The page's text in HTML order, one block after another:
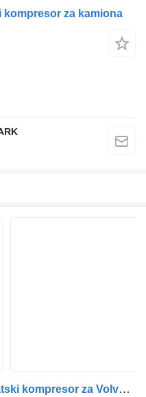
kompresor za kamiona
WABCO 9121120020 pneumatski kompresor za Volvo Renault kamiona